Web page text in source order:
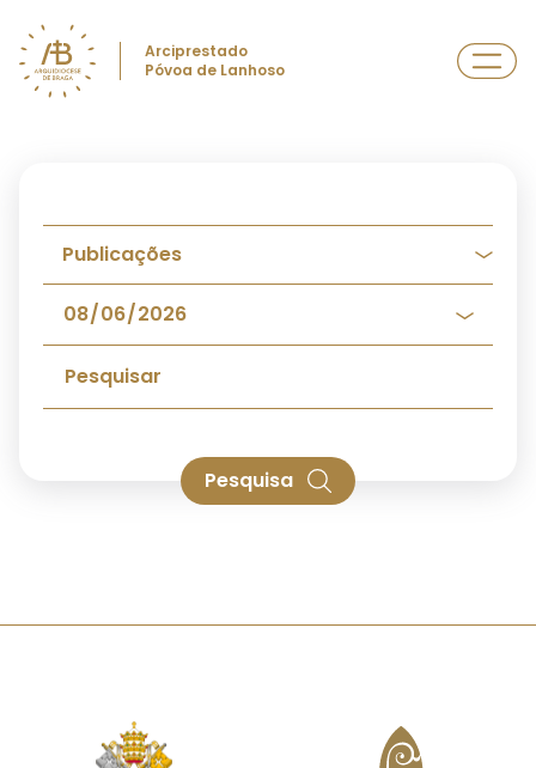
Arciprestado
Póvoa de Lanhoso
Pesquisa